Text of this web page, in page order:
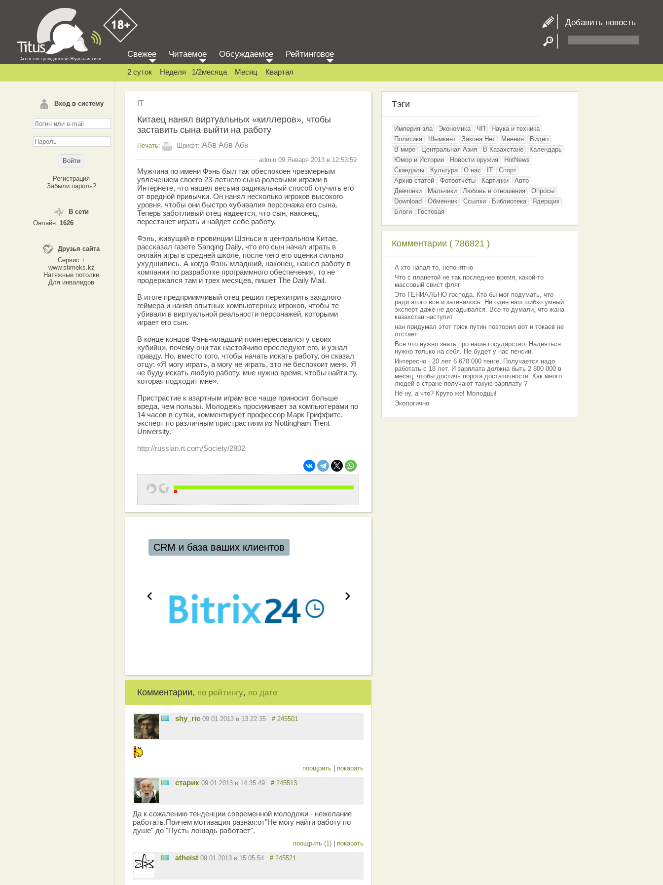
Добавить новость
Вход в систему
Регистрация
Забыли пароль?
В сети
Онлайн: 1626
Друзья сайта
Сервис +
www.stimeks.kz
Натяжные потолки
Для инвалидов
Свежее Читаемое Обсуждаемое Рейтинговое
2 суток Неделя 1/2месяца Месяц Квартал
IT
Китаец нанял виртуальных «киллеров», чтобы
заставить сына выйти на работу
Печать: Шрифт: Абв Абв Абв
admin 09 Января 2013 в 12:53:59
Мужчина по имени Фэнь был так обеспокоен чрезмерным
увлечением своего 23-летнего сына ролевыми играми в
Интернете, что нашел весьма радикальный способ отучить его
от вредной привычки. Он нанял несколько игроков высокого
уровня, чтобы они быстро «убивали» персонажа его сына.
Теперь заботливый отец надеется, что сын, наконец,
перестанет играть и найдет себе работу.
Фэнь, живущий в провинции Шэньси в центральном Китае,
рассказал газете Sanqing Daily, что его сын начал играть в
онлайн игры в средней школе, после чего его оценки сильно
ухудшились. А когда Фэнь-младший, наконец, нашел работу в
компании по разработке программного обеспечения, то не
продержался там и трех месяцев, пишет The Daily Mail.
В итоге предприимчивый отец решил перехитрить заядлого
геймера и нанял опытных компьютерных игроков, чтобы те
убивали в виртуальной реальности персонажей, которыми
играет его сын.
В конце концов Фэнь-младший поинтересовался у своих
«убийц», почему они так настойчиво преследуют его, и узнал
правду. Но, вместо того, чтобы начать искать работу, он сказал
отцу: «Я могу играть, а могу не играть, это не беспокоит меня. Я
не буду искать любую работу, мне нужно время, чтобы найти ту,
которая подходит мне».
Пристрастие к азартным играм все чаще приносит больше
вреда, чем пользы. Молодежь просиживает за компьютерами по
14 часов в сутки, комментирует профессор Марк Гриффитс,
эксперт по различным пристрастиям из Nottingham Trent
University.
http://russian.rt.com/Society/2802
CRM и база ваших клиентов
Комментарии, по рейтингу, по дате
shy_ric 09.01.2013 в 13:22:35 # 245501
поощрить покарать
старик 09.01.2013 в 14:35:49 # 245513
Да к сожалению тенденции современной молодежи - нежелание
работать.Причем мотивация разная:от"Не могу найти работу по
душе" до "Пусть лошадь работает".
поощрить (1) покарать
atheist 09.01.2013 в 15:05:54 # 245521
Тэги
Империя зла Экономика ЧП
Наука и техника
Политика
Шымкент Закона.Нет Мнения
Видео
В мире
Центральная Азия В Казахстане
Календарь
Юмор и Истории
Новости оружия
HotNews
Скандалы
Культура О нас IT
Спорт
Архив статей
Фотоотчёты Картинки
Авто
Девчонки
Мальчики Любовь и отношения
Опросы
Download
Обменник Ссылки Библиотека
Ядерщик
Блоги
Гостевая
Комментарии ( 786821 )
А кто напал то, непонятно
Что с планетой не так последнее время, какой-то
массовый свист фляг
Это ГЕНИАЛЬНО господа. Кто бы мог подумать, что
ради этого всё и затевалось. Ни один наш шибко умный
эксперт даже не догадывался. Все то думали, что жана
казахстан наступит
нан придумал этот трюк путин повторил вот и токаев не
отстает
Всё что нужно знать про наше государство. Надеяться
нужно только на себя. Не будет у нас пенсии.
Интересно - 20 лет 6 670 000 тенге. Получается надо
работать с 18 лет. И зарплата должна быть 2 800 000 в
месяц, чтобы достичь порога достаточности. Как много
людей в стране получают такую зарплату ?
Не ну, а что? Круто же! Молодцы!
Экологично